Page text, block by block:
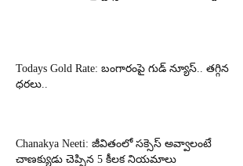
Todays Gold Rate: బంగారంపై గుడ్ న్యూస్.. తగ్గిన
ధరలు..
Chanakya Neeti: జీవితంలో సక్సెస్ అవ్వాలంటే
చాణక్యుడు చెప్పిన 5 కీలక నియమాలు